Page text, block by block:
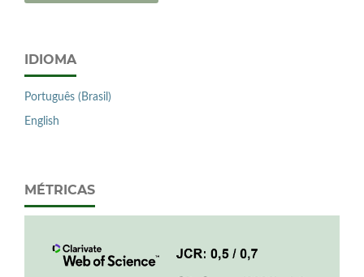
IDIOMA
Português (Brasil)
English
MÉTRICAS